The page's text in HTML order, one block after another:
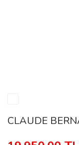
CLAUDE